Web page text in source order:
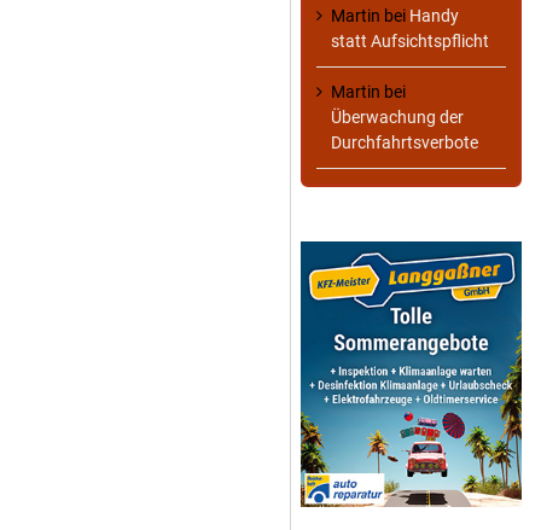
Martin bei Handy
statt Aufsichtspflicht
Martin bei
Überwachung der
Durchfahrtsverbote